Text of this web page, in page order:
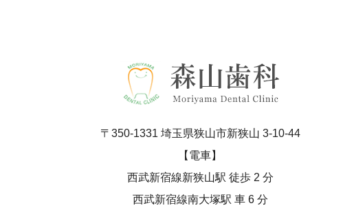
〒350-1331 埼玉県狭山市新狭山 3-10-44
【電車】
西武新宿線新狭山駅 徒歩 2 分
西武新宿線南大塚駅 車 6 分